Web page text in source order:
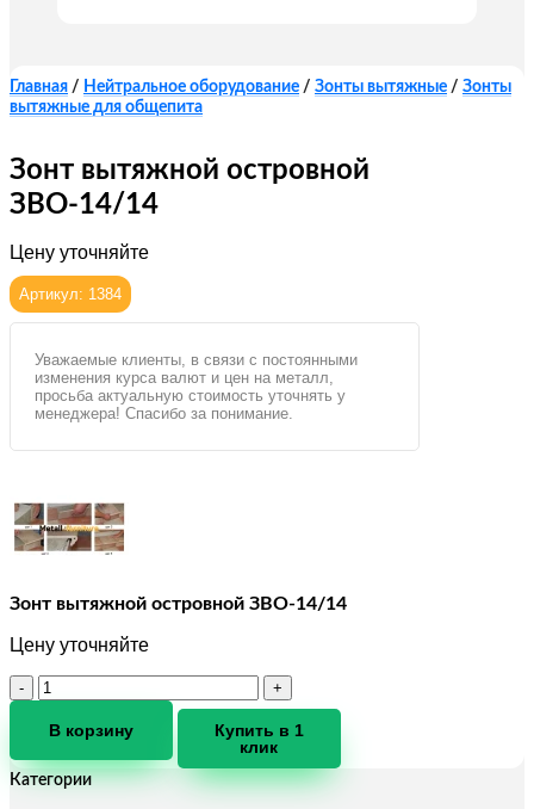
Главная / Нейтральное оборудование / Зонты вытяжные / Зонты
вытяжные для общепита
Зонт вытяжной островной
ЗВО-14/14
Цену уточняйте
Артикул: 1384
Уважаемые клиенты, в связи с постоянными
изменения курса валют и цен на металл,
просьба актуальную стоимость уточнять у
менеджера! Спасибо за понимание.
Зонт вытяжной островной ЗВО-14/14
Цену уточняйте
Количество
товара
Зонт
островной
ЗВО-14/14
В корзину
Купить в 1
клик
Категории